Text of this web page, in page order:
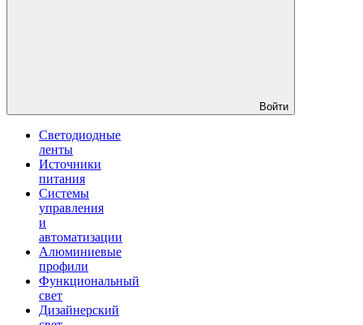
Войти
Светодиодные
ленты
Источники
питания
Системы
управления
и
автоматизации
Алюминиевые
профили
Функциональный
свет
Дизайнерский